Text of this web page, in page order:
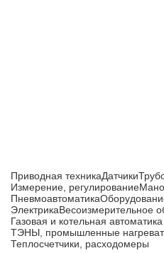
Приводная техникаДатчики
Измерение, регулирование
Пневмоавтоматика
ЭлектрикаВесоизмерительное
Газовая и котельная автоматика
ТЭНЫ, промышленные
Теплосчетчики, расходомеры